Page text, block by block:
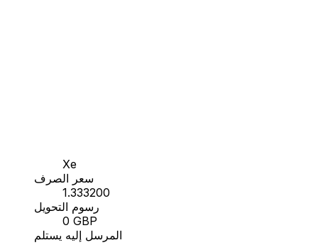
Xe
سعر الصرف
1.333200
رسوم التحويل
0 GBP
المرسل إليه يستلم